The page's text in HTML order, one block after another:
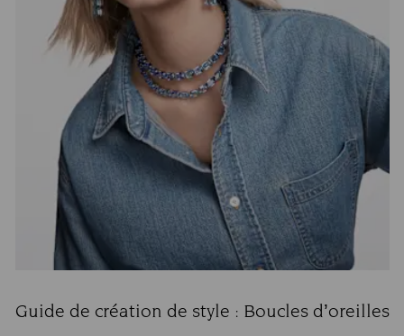
Guide de création de style : Boucles d’oreilles